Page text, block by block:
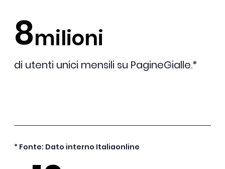
8milioni
di utenti unici mensili su PagineGialle.*
* Fonte: Dato interno Italiaonline